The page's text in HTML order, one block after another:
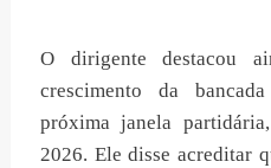
O dirigente destacou
crescimento da
próxima janela
2026. Ele disse acreditar